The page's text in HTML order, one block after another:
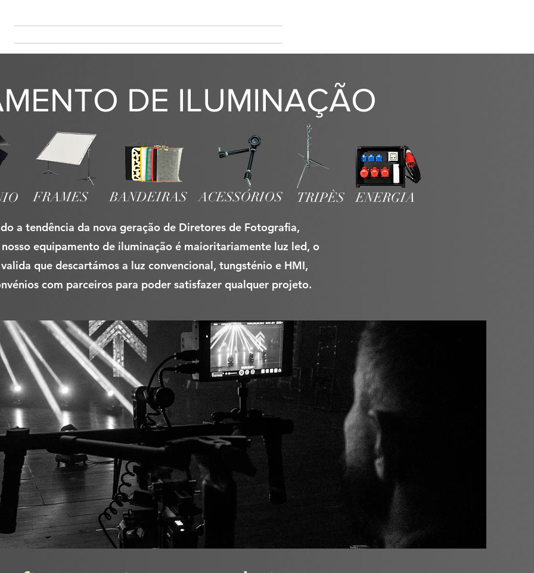
DE ILUMINAÇÃO
FRAMES BANDEIRAS ACESSÓRIOS TRIPÈS ENERGIA
a tendência da nova geração de Diretores de Fotografia,
equipamento de iluminação é maioritariamente luz led, o
que descartámos a luz convencional, tungsténio e HMI,
com parceiros para poder satisfazer qualquer projeto.